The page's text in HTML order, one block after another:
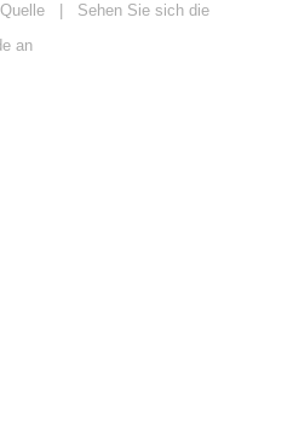
Sehen Sie sich die
an